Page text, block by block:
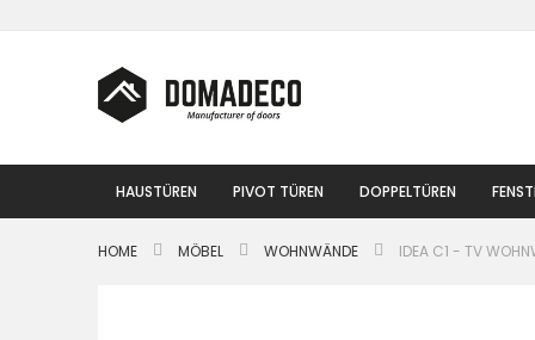
Inhalt
HAUSTÜREN PIVOT TÜREN DOPPELTÜREN
HOME MÖBEL WOHNWÄNDE IDEA C1 - TV